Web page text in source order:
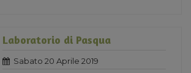
Laboratorio di Pasqua
Sabato 20 Aprile 2019